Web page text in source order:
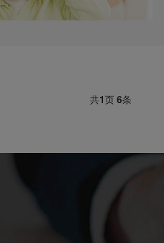
共1页6条